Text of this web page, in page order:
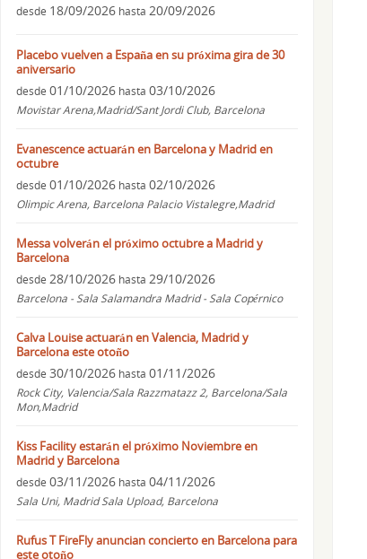
desde 18/09/2026 hasta 20/09/2026
Placebo vuelven a España en su próxima gira de 30
aniversario
desde 01/10/2026 hasta 03/10/2026
Movistar Arena,Madrid/Sant Jordi Club, Barcelona
Evanescence actuarán en Barcelona y Madrid en
octubre
desde 01/10/2026 hasta 02/10/2026
Olimpic Arena, Barcelona Palacio Vistalegre,Madrid
Messa volverán el próximo octubre a Madrid y
Barcelona
desde 28/10/2026 hasta 29/10/2026
Barcelona - Sala Salamandra Madrid - Sala Copérnico
Calva Louise actuarán en Valencia, Madrid y
Barcelona este otoño
desde 30/10/2026 hasta 01/11/2026
Rock City, Valencia/Sala Razzmatazz 2, Barcelona/Sala
Mon,Madrid
Kiss Facility estarán el próximo Noviembre en
Madrid y Barcelona
desde 03/11/2026 hasta 04/11/2026
Sala Uni, Madrid Sala Upload, Barcelona
Rufus T FireFly anuncian concierto en Barcelona para
este otoño